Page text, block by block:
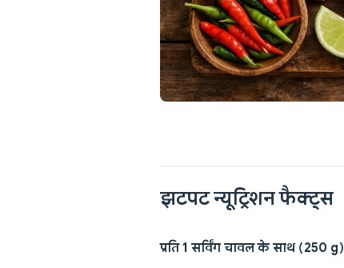
झटपट न्यूट्रिशन फैक्ट्स
प्रति 1 सर्विंग चावल के साथ (250 g)